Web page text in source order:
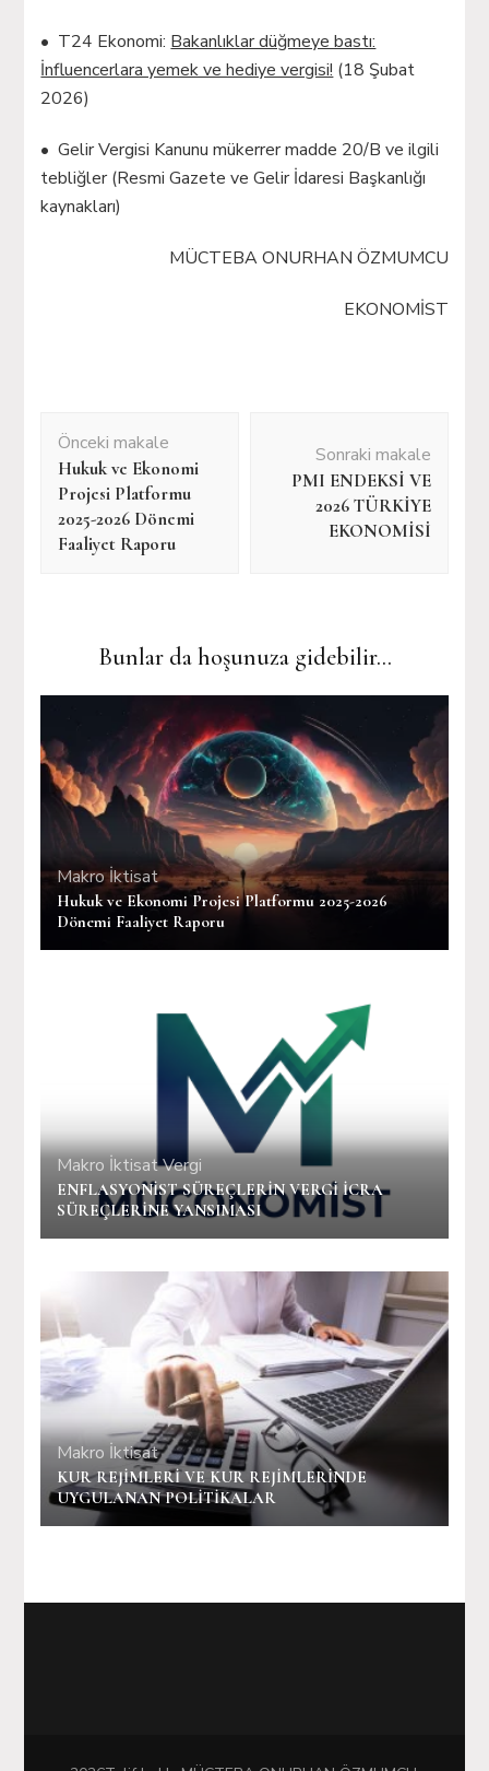
• T24 Ekonomi: Bakanlıklar düğmeye bastı:
İnfluencerlara yemek ve hediye vergisi! (18 Şubat
2026)
• Gelir Vergisi Kanunu mükerrer madde 20/B ve ilgili
tebliğler (Resmi Gazete ve Gelir İdaresi Başkanlığı
kaynakları)
MÜCTEBA ONURHAN ÖZMUMCU
EKONOMİST
Yazı
dolaşımı
Önceki makale
Hukuk ve Ekonomi
Projesi Platformu
2025-2026 Dönemi
Faaliyet Raporu
Sonraki makale
PMI ENDEKSİ VE
2026 TÜRKİYE
EKONOMİSİ
Bunlar da hoşunuza gidebilir...
Makro İktisat
Hukuk ve Ekonomi Projesi Platformu 2025-2026
Dönemi Faaliyet Raporu
Makro İktisatVergi
ENFLASYONİST SÜREÇLERİN VERGİ İCRA
SÜREÇLERİNE YANSIMASI
Makro İktisat
KUR REJİMLERİ VE KUR REJİMLERİNDE
UYGULANAN POLİTİKALAR